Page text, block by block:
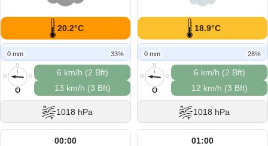
20.2°C
0 mm 33%
N
O
S
W
O
6 km/h (2 Bft)
13 km/h (3 Bft)
1018 hPa
18.9°C
0 mm 28%
N
O
S
W
O
6 km/h (2 Bft)
12 km/h (3 Bft)
1018 hPa
00:00 01:00